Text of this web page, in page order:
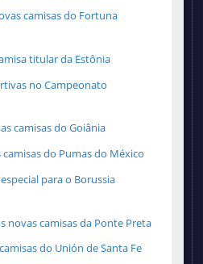
camisas do Fortuna
titular da Estônia
no Campeonato
camisas do Goiânia
camisas do Pumas do México
para o Borussia
novas camisas da Ponte Preta
do Unión de Santa Fe